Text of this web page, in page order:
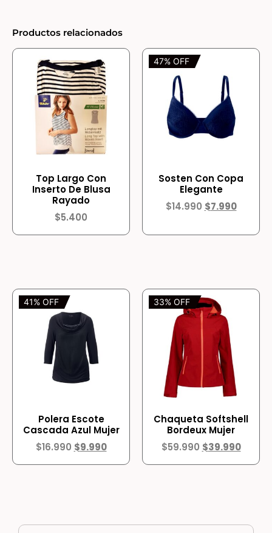
Productos relacionados
Top Largo Con
Inserto De Blusa
Rayado
$5.400
47% OFF
Sosten Con Copa
Elegante
$14.990 $7.990
41% OFF
Polera Escote
Cascada Azul Mujer
$16.990 $9.990
33% OFF
Chaqueta Softshell
Bordeux Mujer
$59.990 $39.990